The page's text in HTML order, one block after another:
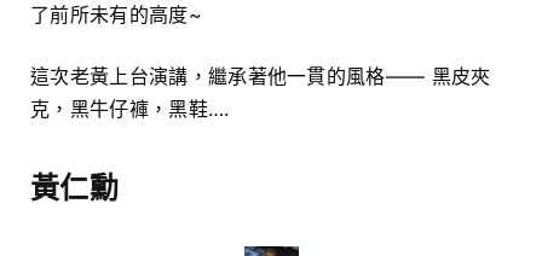
了前所未有的高度~
這次老黃上台演講，繼承著他一貫的風格—— 黑皮夾
克，黑牛仔褲，黑鞋….
黃仁勳